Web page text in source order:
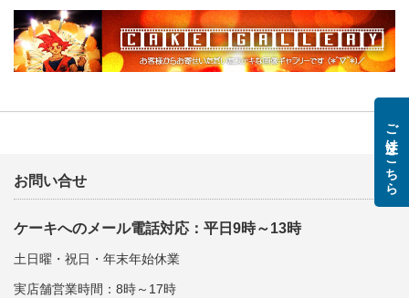
お問い合せ
ケーキへのメール電話対応：平日9時～13時
土日曜・祝日・年末年始休業
実店舗営業時間：8時～17時
ご注文はこちら